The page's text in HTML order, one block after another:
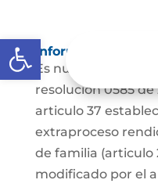
Abrir barra de
Información para
Es nuestro deber
resolución 0585 de
articulo 37
extraproceso
de familia (articulo
modificado por el